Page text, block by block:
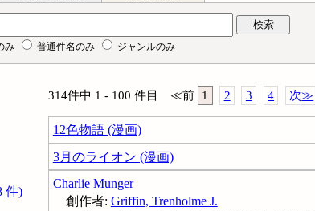
検索
み 普通件名のみ ジャンルのみ
件)
314件中 1 - 100 件目 ≪前 1 2 3 4 次≫
12色物語 (漫画)
3月のライオン (漫画)
Charlie Munger
創作者: Griffin, Trenholme J.